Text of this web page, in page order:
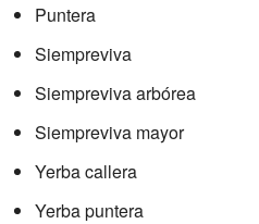
Puntera
Siempreviva
Siempreviva arbórea
Siempreviva mayor
Yerba callera
Yerba puntera